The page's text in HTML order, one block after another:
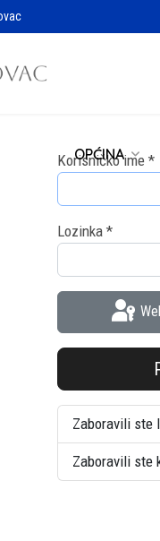
OPĆINA
Korisničko ime*
Lozinka*
Zaboravili ste
Zaboravili ste